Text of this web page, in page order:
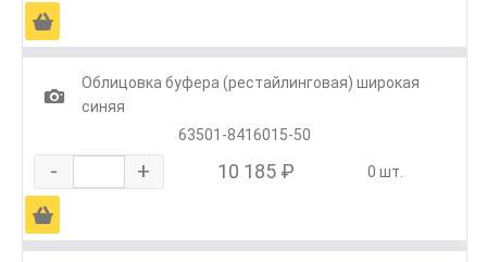
Ä
1
Облицовка буфера (рестайлинговая) широкая
синяя
63501-8416015-50
- + 10 185 ₽ 0 шт.
Ä